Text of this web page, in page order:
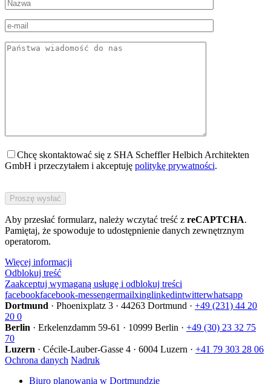
Chcę skontaktować się z SHA Scheffler Helbich Architekten
GmbH i przeczytałem i akceptuję politykę prywatności.
füllen
dieses
Feld
nicht
Aby przesłać formularz, należy wczytać treść z reCAPTCHA.
Pamiętaj, że spowoduje to udostępnienie danych zewnętrznym
operatorom.
Więcej informacji
Odblokuj treść
Zaakceptuj wymaganą usługę i odblokuj treści
facebookfacebook-messengermailxinglinkedintwitterwhatsapp
Dortmund · Phoenixplatz 3 · 44263 Dortmund · +49 (231) 44 20
20 0
Berlin · Erkelenzdamm 59-61 · 10999 Berlin · +49 (30) 23 32 75
70
Luzern · Cécile-Lauber-Gasse 4 · 6004 Luzern · +41 79 303 28 06
Ochrona danych Nadruk
Biuro planowania w Dortmundzie